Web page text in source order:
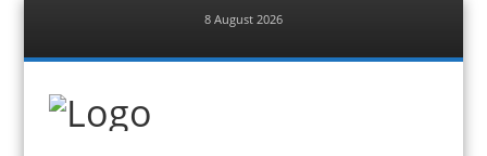
8 August 2026
Menu
to
Berita Bekasi